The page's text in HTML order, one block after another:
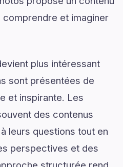
et imaginer
plus intéressant
sont présentées de
et inspirante. Les
des contenus
leurs questions tout en
perspectives et des